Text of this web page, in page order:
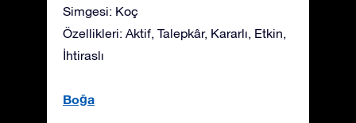
Simgesi: Koç
Özellikleri: Aktif, Talepkâr, Kararlı, Etkin,
İhtiraslı
Boğa